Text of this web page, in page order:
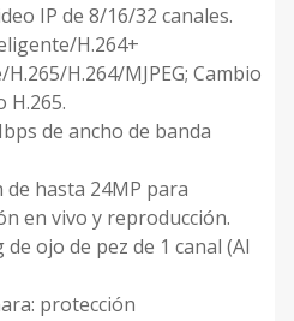
IP de 8/16/32 canales.
H.264+
H.264/MJPEG; Cambio
H.265.
de ancho de banda
de hasta 24MP para
en vivo y reproducción.
ojo de pez de 1 canal (AI
protección